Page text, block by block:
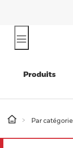
Produits
Par catégorie